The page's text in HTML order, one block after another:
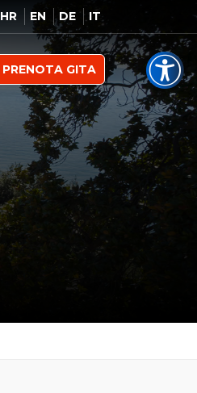
HR EN DE IT
PRENOTA GITA